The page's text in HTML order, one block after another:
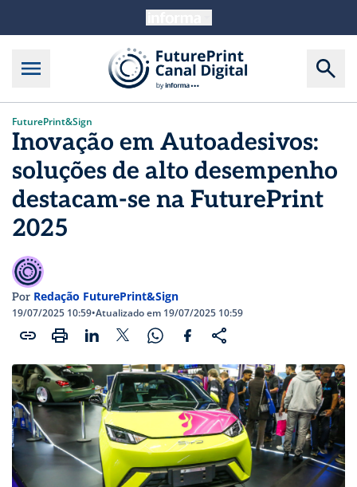
FuturePrint&Sign
Inovação em Autoadesivos:
soluções de alto desempenho
destacam-se na FuturePrint
2025
Por Redação FuturePrint&Sign
19/07/2025 10:59•Atualizado em 19/07/2025 10:59